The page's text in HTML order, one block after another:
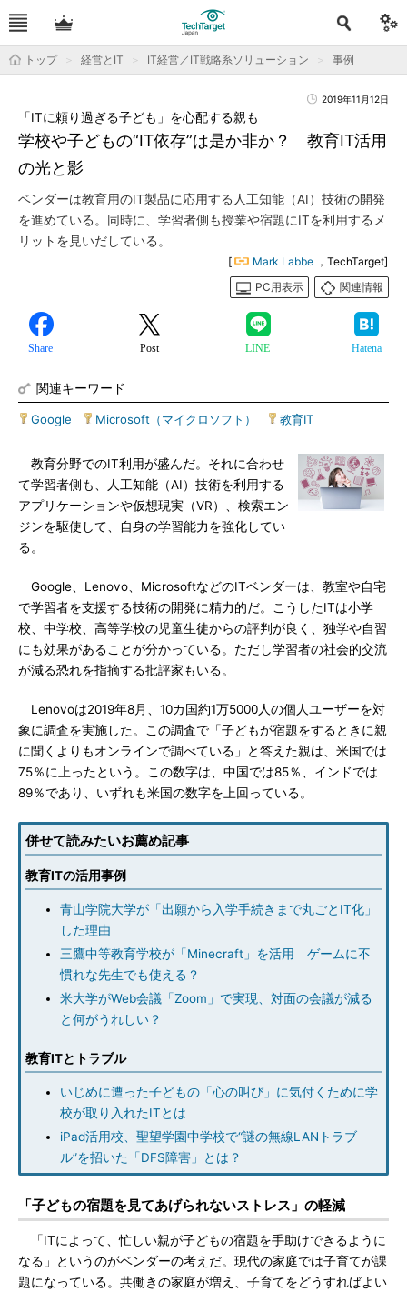
トップ 経営とIT IT経営／IT戦略系ソリューション 事例
2019年11月12日
学校や子どもの“IT依存”は是か非か？ 教育IT活用
の光と影
「ITに頼り過ぎる子ども」を心配する親も
ベンダーは教育用のIT製品に応用する人工知能（AI）技術の開発
を進めている。同時に、学習者側も授業や宿題にITを利用するメ
リットを見いだしている。
[ Mark Labbe ，TechTarget]
PC用表示
関連情報
Share Post LINE Hatena
関連キーワード
Google Microsoft（マイクロソフト） 教育IT
教育分野でのIT利用が盛んだ。それに合わせ
て学習者側も、人工知能（AI）技術を利用する
アプリケーションや仮想現実（VR）、検索エン
ジンを駆使して、自身の学習能力を強化してい
る。
Google、Lenovo、MicrosoftなどのITベンダーは、教室や自宅
で学習者を支援する技術の開発に精力的だ。こうしたITは小学
校、中学校、高等学校の児童生徒からの評判が良く、独学や自習
にも効果があることが分かっている。ただし学習者の社会的交流
が減る恐れを指摘する批評家もいる。
Lenovoは2019年8月、10カ国約1万5000人の個人ユーザーを対
象に調査を実施した。この調査で「子どもが宿題をするときに親
に聞くよりもオンラインで調べている」と答えた親は、米国では
75％に上ったという。この数字は、中国では85％、インドでは
89％であり、いずれも米国の数字を上回っている。
併せて読みたいお薦め記事
教育ITの活用事例
青山学院大学が「出願から入学手続きまで丸ごとIT化」
した理由
三鷹中等教育学校が「Minecraft」を活用 ゲームに不
慣れな先生でも使える？
米大学がWeb会議「Zoom」で実現、対面の会議が減る
と何がうれしい？
教育ITとトラブル
いじめに遭った子どもの「心の叫び」に気付くために学
校が取り入れたITとは
iPad活用校、聖望学園中学校で“謎の無線LANトラブ
ル”を招いた「DFS障害」とは？
「子どもの宿題を見てあげられないストレス」の軽減
「ITによって、忙しい親が子どもの宿題を手助けできるように
なる」というのがベンダーの考えだ。現代の家庭では子育てが課
題になっている。共働きの家庭が増え、子育てをどうすればよい